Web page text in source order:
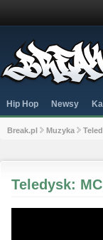
Hip Hop Newsy
Break.pl Muzyka
Teledysk: